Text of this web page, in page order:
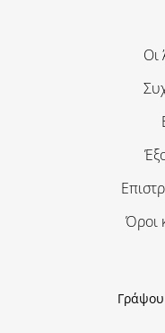
Οι
Όροι